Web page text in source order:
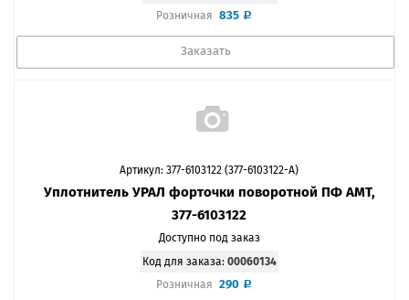
Розничная 835
Заказать
Артикул: 377-6103122 (377-6103122-А)
Уплотнитель УРАЛ форточки поворотной ПФ АМТ,
377-6103122
Доступно под заказ
Код для заказа: 00060134
Розничная 290